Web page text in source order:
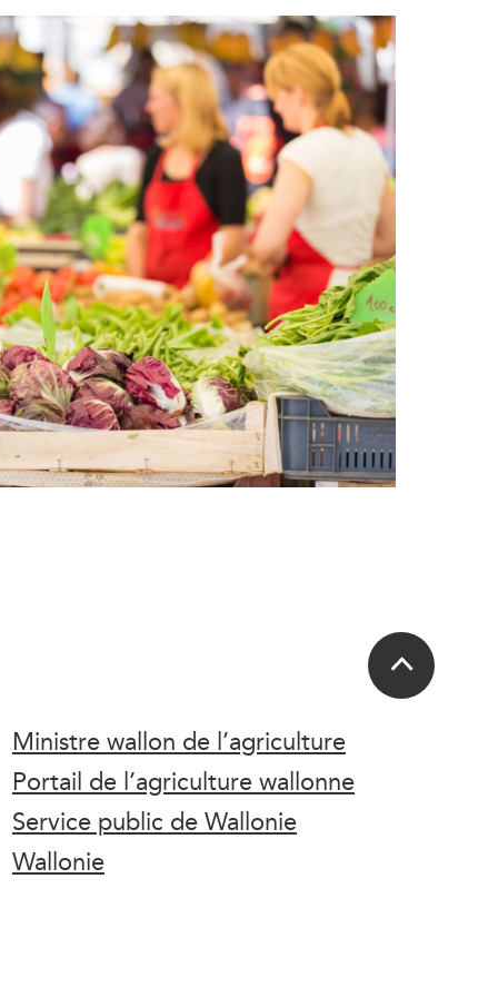
Ministre wallon de l’agriculture
Portail de l’agriculture wallonne
Service public de Wallonie
Wallonie